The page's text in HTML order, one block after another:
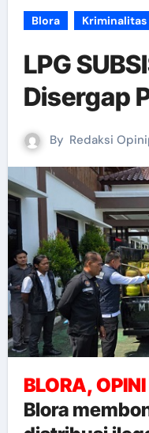
Blora Kriminalitas
LPG
Disergap
By Redaksi
BLORA,
Blora